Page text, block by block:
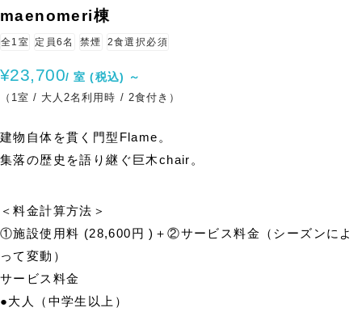
maenomeri棟
全1室 定員6名 禁煙 2食選択必須
¥23,700/ 室 (税込) ～
（1室 / 大人2名利用時 / 2食付き）
建物自体を貫く門型Flame。
集落の歴史を語り継ぐ巨木chair。
＜料金計算方法＞
①施設使用料 (28,600円 )＋②サービス料金（シーズンによ
って変動）
サービス料金
●大人（中学生以上）